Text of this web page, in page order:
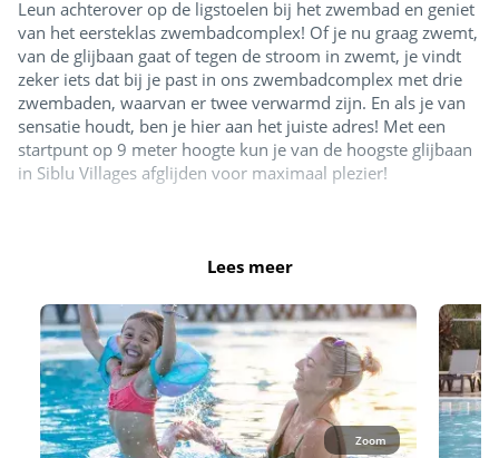
Leun achterover op de ligstoelen bij het zwembad en geniet
van het eersteklas zwembadcomplex! Of je nu graag zwemt,
van de glijbaan gaat of tegen de stroom in zwemt, je vindt
zeker iets dat bij je past in ons zwembadcomplex met drie
zwembaden, waarvan er twee verwarmd zijn. En als je van
sensatie houdt, ben je hier aan het juiste adres! Met een
startpunt op 9 meter hoogte kun je van de hoogste glijbaan
in Siblu Villages afglijden voor maximaal plezier!
Mei en juni: 10.15 tot 12u en 14u tot 18u
September: 10.15u tot 12.30u en 14u tot 19u
Juli en augustus: 10.15 tot 19.30 uur
In juli en augustus is het hele zwembad geopend. De rest
van het seizoen is ten minste 1 zwembad geopend, evenals
de glijbanen en de plonszone.
In het zwemparadijs zijn voor vrouwen eendelige en
Lees meer
Zoom